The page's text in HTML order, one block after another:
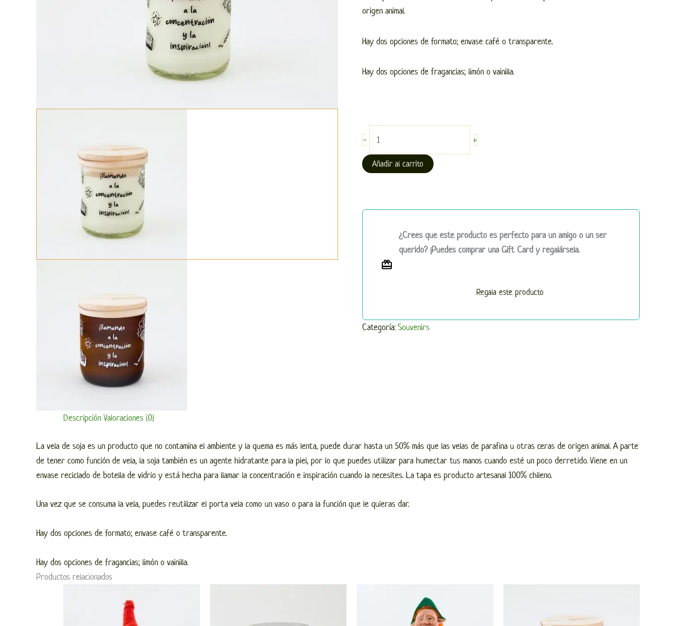
origen animal.
Hay dos opciones de formato; envase café o transparente.
Hay dos opciones de fragancias; limón o vainilla.
- +
Añadir al carrito
¿Crees que este producto es perfecto para un amigo o un ser
querido? ¡Puedes comprar una Gift Card y regalársela.
Regala este producto
Categoría: Souvenirs
Descripción Valoraciones (0)
La vela de soja es un producto que no contamina el ambiente y la quema es más lenta, puede durar hasta un 50% más que las velas de parafina u otras ceras de origen animal. A parte
de tener como función de vela, la soja también es un agente hidratante para la piel, por lo que puedes utilizar para humectar tus manos cuando esté un poco derretido. Viene en un
envase reciclado de botella de vidrio y está hecha para llamar la concentración e inspiración cuando la necesites. La tapa es producto artesanal 100% chileno.
Una vez que se consuma la vela, puedes reutilizar el porta vela como un vaso o para la función que le quieras dar.
Hay dos opciones de formato; envase café o transparente.
Hay dos opciones de fragancias; limón o vainilla.
Productos relacionados